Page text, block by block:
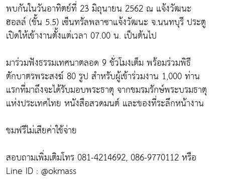
พบกันในวันอาทิตย์ที่ 23 มิถุนายน 2562 ณ แจ้งวัฒนะ
ฮอลล์ (ชั้น 5.5) เซ็นทรัลพลาซาแจ้งวัฒนะ จ.นนทบุรี ประตู
เปิดให้เข้างานตั้งแต่เวลา 07.00 น. เป็นต้นไป
มาร่วมฟังธรรมเทศนาตลอด 9 ชั่วโมงเต็ม พร้อมร่วมพิธี
ตักบาตรพระสงฆ์ 80 รูป สำหรับผู้เข้าร่วมงาน 1,000 ท่าน
แรกที่มาถึงจะได้รับมอบพระธาตุ จากชมรมรักษ์พระบรมธาตุ
แห่งประเทศไทย หนังสือสวดมนต์ และของที่ระลึกหน้างาน
ชมฟรีไม่เสียค่าใช้จ่าย
สอบถามเพิ่มเติมโทร 081-4214692, 086-9770112 หรือ
Line ID : @okmass